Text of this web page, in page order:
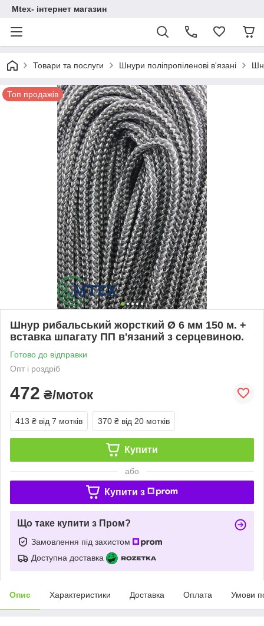
Mtex- інтернет магазин
Товари та послуги Шнури поліпропіленові в'язані
Топ продажів
Шнур рибальський жорсткий Ø 6 мм 150 м. +
вставка шпагату ПП в'язаний з серцевиною.
Готово до відправки
Опт і роздріб
472 ₴/моток
413 ₴ від 7 мотків 370 ₴ від 20 мотків
Купити
або
Купити з
Що таке купити з Пром?
Замовлення під захистом
Доступна доставка
Опис Характеристики Доставка Оплата Умови